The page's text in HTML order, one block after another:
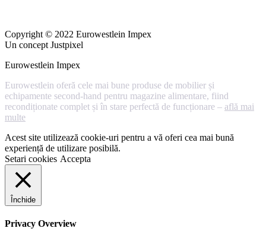
Copyright © 2022 Eurowestlein Impex
Un concept Justpixel
Eurowestlein Impex
Eurowestlein oferă cele mai bune produse de mobilier și
echipamente second-hand pentru magazine alimentare, fiind
recondiționate complet și în stare perfectă de funcționare – află mai
multe
Acest site utilizează cookie-uri pentru a vă oferi cea mai bună
experiență de utilizare posibilă.
Setari cookies Accepta
Închide
Privacy Overview